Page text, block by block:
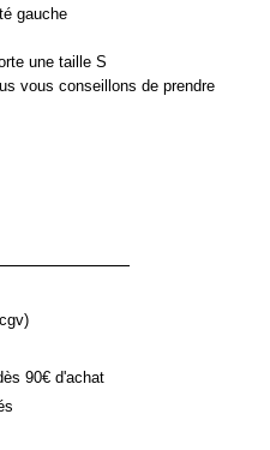
gauche
une taille S
vous conseillons de prendre
90€ d'achat